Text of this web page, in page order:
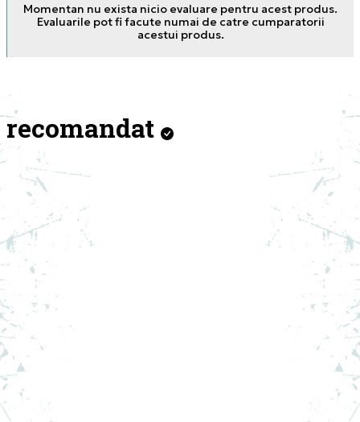
Momentan nu exista nicio evaluare pentru acest produs.
Evaluarile pot fi facute numai de catre cumparatorii
acestui produs.
recomandat